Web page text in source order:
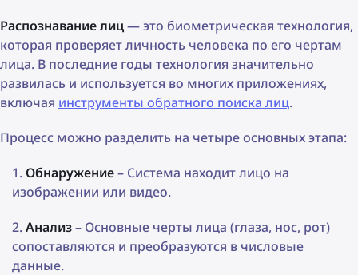
Распознавание лиц— это биометрическая технология,
которая проверяет личность человека по его чертам
лица. В последние годы технология значительно
развилась и используется во многих приложениях,
включая инструменты обратного поиска лиц.
Процесс можно разделить на четыре основных этапа:
Обнаружение– Система находит лицо на
изображении или видео.
Анализ– Основные черты лица (глаза, нос, рот)
сопоставляются и преобразуются в числовые
данные.